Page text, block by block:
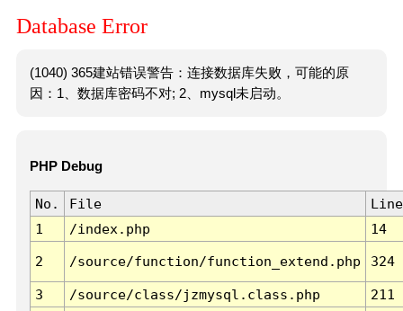
Database Error
(1040) 365建站错误警告：连接数据库失败，可能的原
因：1、数据库密码不对; 2、mysql未启动。
PHP Debug
No. File
Line
1
/index.php 14
2 /source/function/function_extend.php 324
3 /source/class/jzmysql.class.php
211